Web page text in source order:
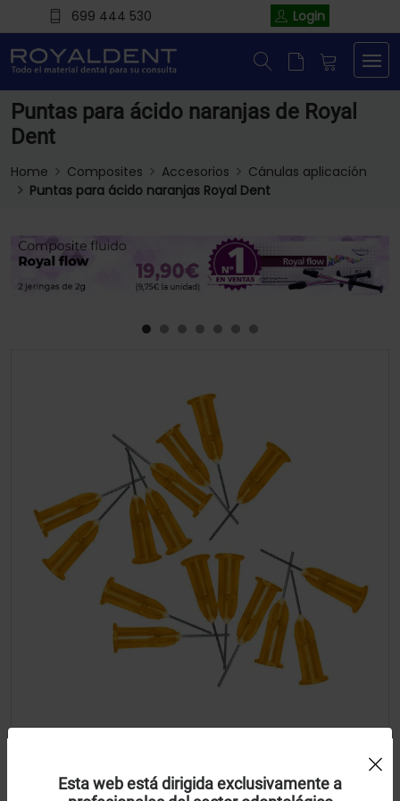
699 444 530 Login
Puntas para ácido naranjas de Royal
Dent
Home Composites Accesorios
Cánulas aplicación
Puntas para ácido naranjas Royal Dent
Esta web está dirigida exclusivamente a